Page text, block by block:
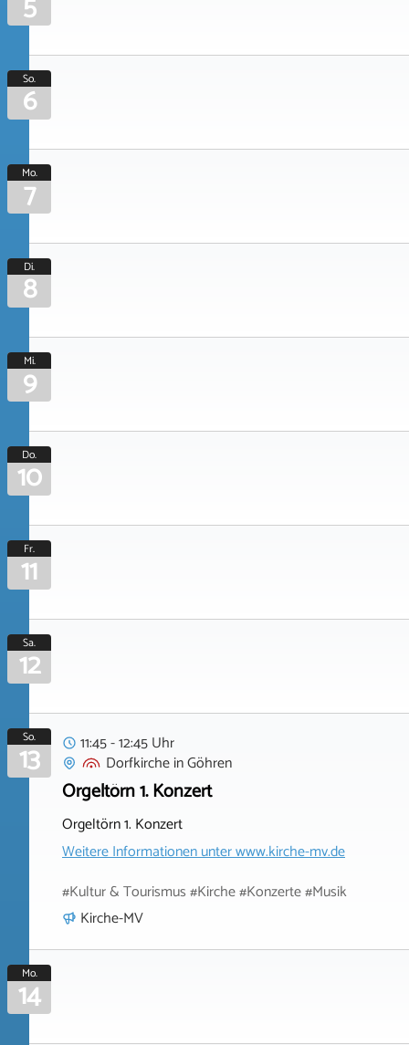
So.
6
Mo.
7
Di.
8
Mi.
9
Do.
10
Fr.
11
Sa.
12
So.
13
11:45 - 12:45 Uhr
DorfkircheinGöhren
Orgeltörn 1. Konzert
Orgeltörn 1. Konzert
Weitere Informationen unterwww.kirche-mv.de
#Kultur & Tourismus #Kirche #Konzerte #Musik
Kirche-MV
Mo.
14